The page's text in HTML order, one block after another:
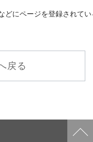
にページを登録されて
戻る